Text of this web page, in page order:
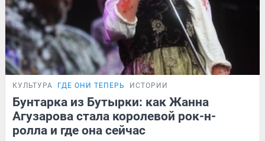
КУЛЬТУРА ГДЕ ОНИ ТЕПЕРЬ ИСТОРИИ
Бунтарка из Бутырки: как Жанна
Агузарова стала королевой рок-н-
ролла и где она сейчас